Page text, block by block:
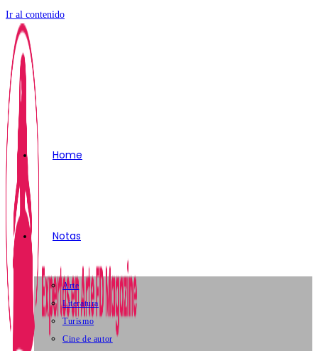
Ir al contenido
Home
Notas
Arte
Literatura
Turismo
Cine de autor